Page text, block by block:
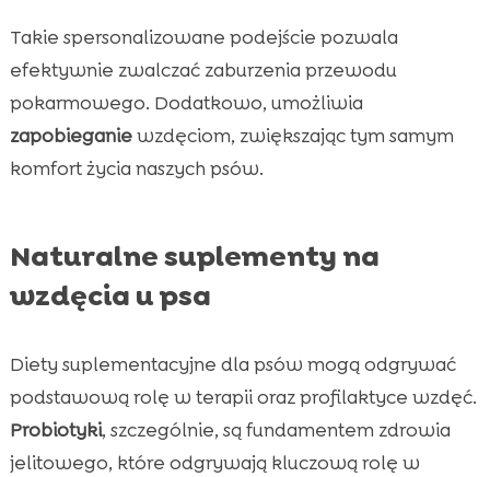
Takie spersonalizowane podejście pozwala
efektywnie zwalczać zaburzenia przewodu
pokarmowego. Dodatkowo, umożliwia
zapobieganiewzdęciom, zwiększając tym samym
komfort życia naszych psów.
Naturalne suplementy na
wzdęcia u psa
Diety suplementacyjne dla psów mogą odgrywać
podstawową rolę w terapii oraz profilaktyce wzdęć.
Probiotyki, szczególnie, są fundamentem zdrowia
jelitowego, które odgrywają kluczową rolę w